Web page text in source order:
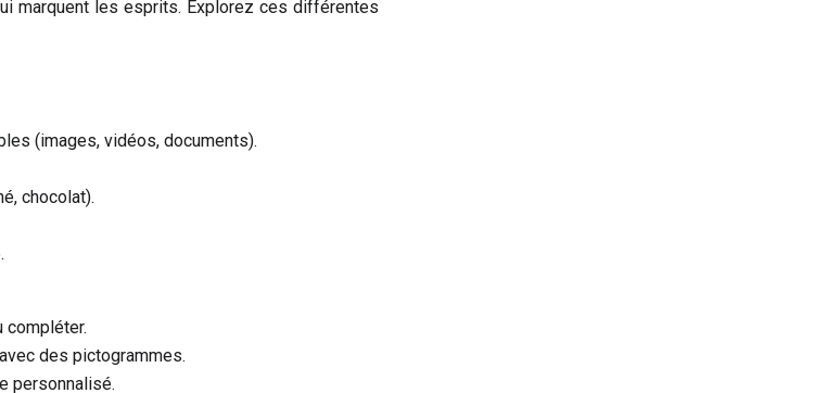
marquent les esprits. Explorez ces différentes
(images, vidéos, documents).
chocolat).
compléter.
des pictogrammes.
personnalisé.